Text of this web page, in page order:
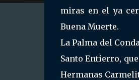
miras en el ya
Buena Muerte.
La Palma del
Santo Entierro,
Hermanas